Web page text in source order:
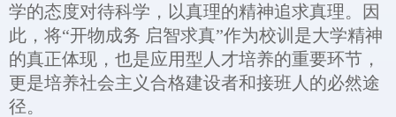
学的态度对待科学，以真理的精神追求真理。因
此，将“开物成务 启智求真”作为校训是大学精神
的真正体现，也是应用型人才培养的重要环节，
更是培养社会主义合格建设者和接班人的必然途
径。